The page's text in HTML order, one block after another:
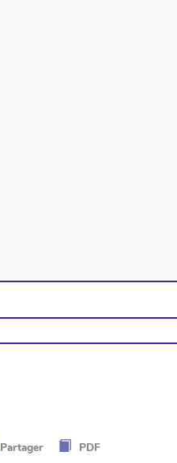
Partager PDF